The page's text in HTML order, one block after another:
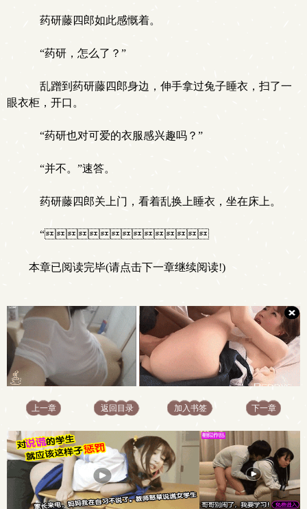
药研藤四郎如此感慨着。
“药研，怎么了？”
乱蹭到药研藤四郎身边，伸手拿过兔子睡衣，扫了一
眼衣柜，开口。
“药研也对可爱的衣服感兴趣吗？”
“并不。”速答。
药研藤四郎关上门，看着乱换上睡衣，坐在床上。
“
本章已阅读完毕(请点击下一章继续阅读!)
上一章 返回目录 加入书签 下一章